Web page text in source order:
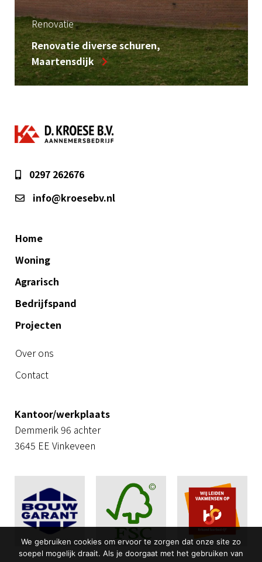
Renovatie
Renovatie diverse schuren,
Maartensdijk
0297 262676
info@kroesebv.nl
Home
Woning
Agrarisch
Bedrijfspand
Projecten
Over ons
Contact
Kantoor/werkplaats
Demmerik 96 achter
3645 EE Vinkeveen
We gebruiken cookies om ervoor te zorgen dat onze site zo
soepel mogelijk draait. Als je doorgaat met het gebruiken van